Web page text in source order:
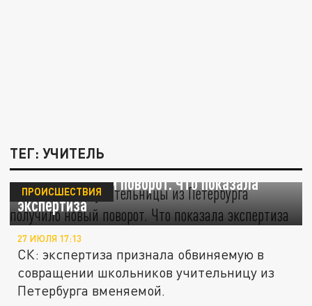
ТЕГ: УЧИТЕЛЬ
Громкое дело учительницы из Петербурга
получило новый поворот. Что показала
экспертиза
ПРОИСШЕСТВИЯ
27 ИЮЛЯ 17:13
СК: экспертиза признала обвиняемую в
совращении школьников учительницу из
Петербурга вменяемой.